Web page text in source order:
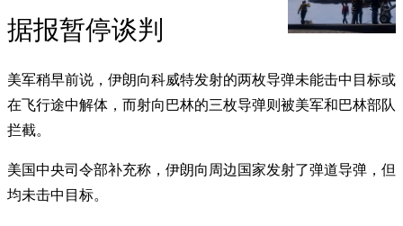
据报暂停谈判
美军稍早前说，伊朗向科威特发射的两枚导弹未能击中目标或
在飞行途中解体，而射向巴林的三枚导弹则被美军和巴林部队
拦截。
美国中央司令部补充称，伊朗向周边国家发射了弹道导弹，但
均未击中目标。